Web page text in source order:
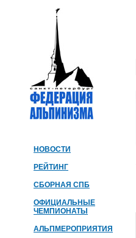
НОВОСТИ
РЕЙТИНГ
СБОРНАЯ СПБ
ОФИЦИАЛЬНЫЕ
ЧЕМПИОНАТЫ
АЛЬПМЕРОПРИЯТИЯ